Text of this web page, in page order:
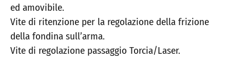
ed amovibile.
Vite di ritenzione per la regolazione della frizione
della fondina sull’arma.
Vite di regolazione passaggio Torcia/Laser.